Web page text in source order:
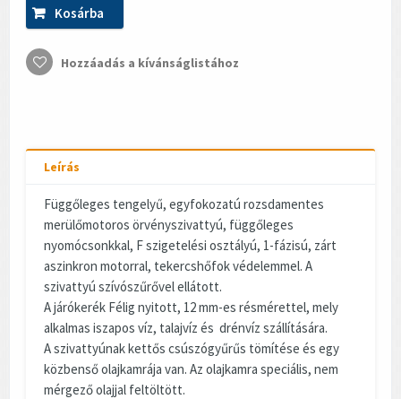
Kosárba
Hozzáadás a kívánságlistához
Leírás
Függőleges tengelyű, egyfokozatú rozsdamentes
merülőmotoros örvényszivattyú, függőleges
nyomócsonkkal, F szigetelési osztályú, 1-fázisú, zárt
aszinkron motorral, tekercshőfok védelemmel. A
szivattyú szívószűrővel ellátott.
A járókerék Félig nyitott, 12 mm-es résmérettel, mely
alkalmas iszapos víz, talajvíz és drénvíz szállítására.
A szivattyúnak kettős csúszógyűrűs tömítése és egy
közbenső olajkamrája van. Az olajkamra speciális, nem
mérgező olajjal feltöltött.